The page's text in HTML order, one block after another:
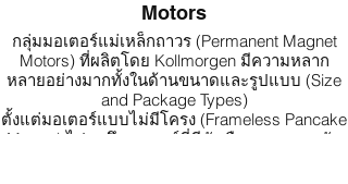
Motors
กลุ่มมอเตอร์แม่เหล็กถาวร (Permanent Magnet
Motors) ที่ผลิตโดย Kollmorgen มีความหลาก
หลายอย่างมากทั้งในด้านขนาดและรูปแบบ (Size
and Package Types)
ตั้งแต่มอเตอร์แบบไม่มีโครง (Frameless Pancake
Motors) ไปจนถึงมอเตอร์ที่มีตัวเรือนและเพลาขับ